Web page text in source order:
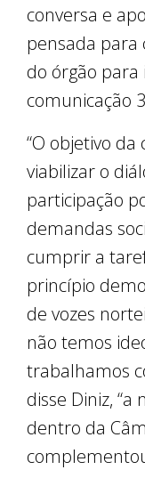
conversa e
pensada para
do órgão
comunicação
“O objetivo da
viabilizar o
participação
demandas
cumprir a
princípio
de vozes
não temos
trabalhamos
disse Diniz,
dentro da